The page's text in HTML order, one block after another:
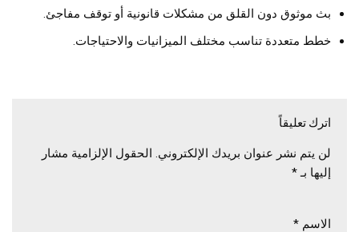
بث موثوق دون القلق من مشكلات قانونية أو توقف مفاجئ.
خطط متعددة تناسب مختلف الميزانيات والاحتياجات.
اترك تعليقاً
لن يتم نشر عنوان بريدك الإلكتروني. الحقول الإلزامية مشار
إليها بـ*
الاسم *